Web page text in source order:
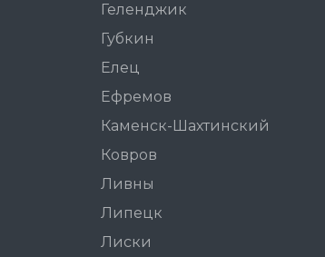
Геленджик
Губкин
Елец
Ефремов
Каменск-Шахтинский
Ковров
Ливны
Липецк
Лиски